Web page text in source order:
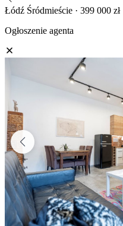
Łódź Śródmieście · 399 000 zł
Ogłoszenie agenta